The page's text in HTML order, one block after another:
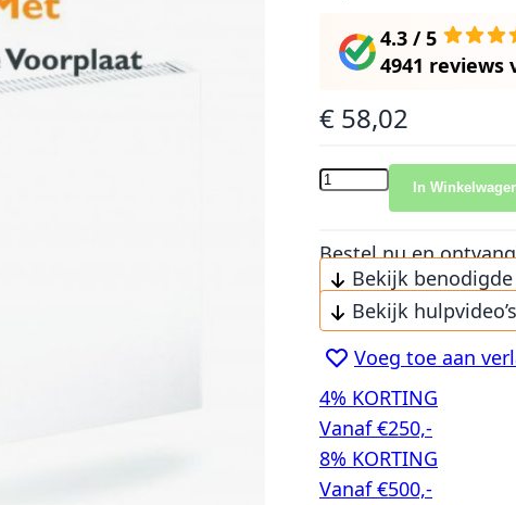
4.3 / 5
4941 reviews
€ 58,02
In
Bestel nu en
Bekijk
Bekijk hulpvideo’s
Voeg toe aan
4% KORTING
Vanaf €250,-
8% KORTING
Vanaf €500,-